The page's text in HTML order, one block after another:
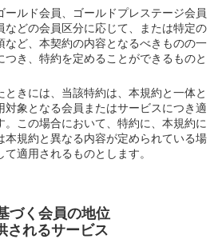
スおよびWEB明細の利用に関する事
ある場合の本会員の責任）
よるカード利用内容の本会員への通
指定の撤回）
指定の撤回等の場合における本会員
ールド会員、ゴールドプレステージ会員
などの会員区分に応じて、または特定の
など、本契約の内容となるべきものの一
つき、特約を定めることができるものと
ときには、当該特約は、本規約と一体と
対象となる会員またはサービスにつき適
。この場合において、特約に、本規約に
本規約と異なる内容が定められている場
適用されるものとします。
く会員の地位
れるサービス